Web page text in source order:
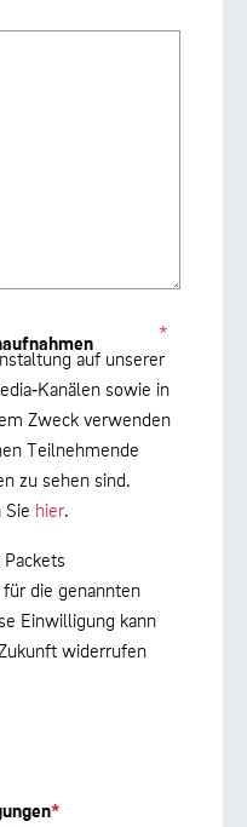
*
auf unserer
sowie in
Zweck verwenden
Teilnehmende
zu sehen sind.
hier.
die genannten
Einwilligung kann
widerrufen
*